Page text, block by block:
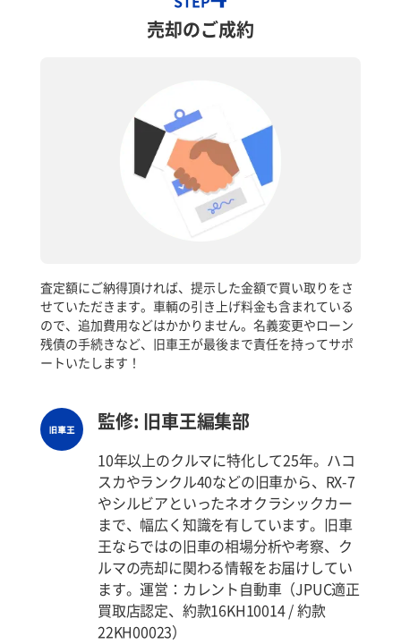
売却のご成約
査定額にご納得頂ければ、提示した金額で買い取りをさ
せていただきます。車輌の引き上げ料金も含まれている
ので、追加費用などはかかりません。名義変更やローン
残債の手続きなど、旧車王が最後まで責任を持ってサポ
ートいたします！
監修: 旧車王編集部
10年以上のクルマに特化して25年。ハコ
スカやランクル40などの旧車から、RX-7
やシルビアといったネオクラシックカー
まで、幅広く知識を有しています。旧車
王ならではの旧車の相場分析や考察、ク
ルマの売却に関わる情報をお届けしてい
ます。運営：カレント自動車（JPUC適正
買取店認定、約款16KH10014 / 約款
22KH00023）